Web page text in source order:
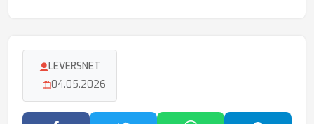
LEVERSNET
04.05.2026